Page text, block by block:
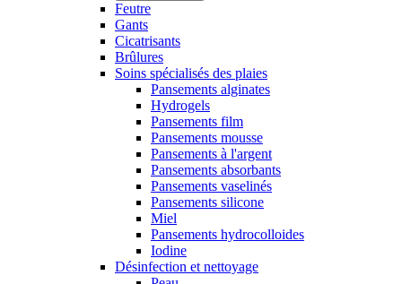
Feutre
Gants
Cicatrisants
Brûlures
Soins spécialisés des plaies
Pansements alginates
Hydrogels
Pansements film
Pansements mousse
Pansements à l'argent
Pansements absorbants
Pansements vaselinés
Pansements silicone
Miel
Pansements hydrocolloides
Iodine
Désinfection et nettoyage